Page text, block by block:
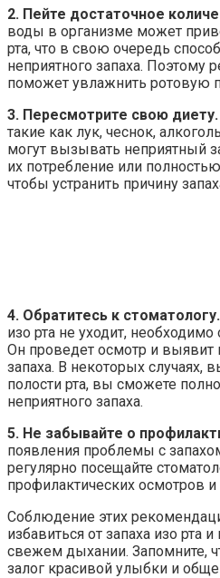
2. Пейте достаточное
воды в организме может
рта, что в свою очередь
неприятного запаха. Поэтому
поможет увлажнить ротовую
3. Пересмотрите свою диету.
такие как лук, чеснок,
могут вызывать неприятный
их потребление или
чтобы устранить причину
4. Обратитесь к стоматологу.
изо рта не уходит, необходимо
Он проведет осмотр и
запаха. В некоторых случаях,
полости рта, вы сможете
неприятного запаха.
5. Не забывайте о
появления проблемы с
регулярно посещайте
профилактических осмотров и
Соблюдение этих
избавиться от запаха изо рта
свежем дыхании. Запомните,
залог красивой улыбки и